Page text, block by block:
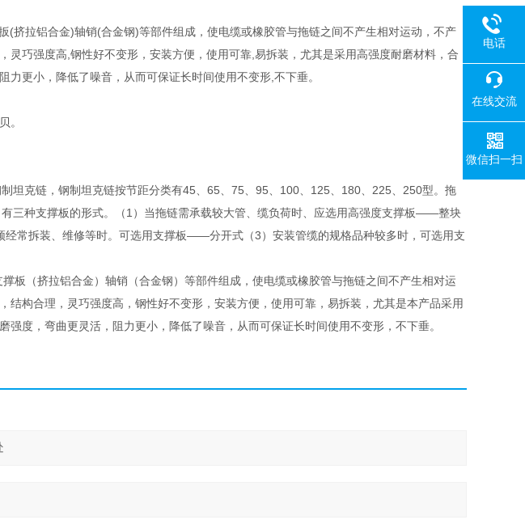
(挤拉铝合金)轴销(合金钢)等部件组成，使电缆或橡胶管与拖链之间不产生相对运动，不产
灵巧强度高,钢性好不变形，安装方便，使用可靠,易拆装，尤其是采用高强度耐磨材料，合
更小，降低了噪音，从而可保证长时间使用不变形,不下垂。
。
坦克链，钢制坦克链按节距分类有45、65、75、95、100、125、180、225、250型。拖
三种支撑板的形式。（1）当拖链需承载较大管、缆负荷时、应选用高强度支撑板——整块
经常拆装、维修等时。可选用支撑板——分开式（3）安装管缆的规格品种较多时，可选用支
板（挤拉铝合金）轴销（合金钢）等部件组成，使电缆或橡胶管与拖链之间不产生相对运
结构合理，灵巧强度高，钢性好不变形，安装方便，使用可靠，易拆装，尤其是本产品采用
强度，弯曲更灵活，阻力更小，降低了噪音，从而可保证长时间使用不变形，不下垂。
电话
在线交流
微信扫一扫